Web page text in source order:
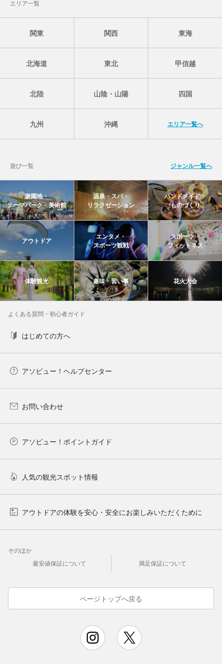
エリア一覧
関東 関西 東海
北海道 東北 甲信越
北陸 山陰・山陽 四国
九州 沖縄 エリア一覧へ
遊び一覧 ジャンル一覧へ
遊園地・
テーマパーク・美術館
温泉・スパ・
リラクゼーション
ハンドメイド・
ものづくり
アウトドア
エンタメ・
スポーツ観戦
スポーツ・
フィットネス
体験観光 趣味・習い事 花火大会
よくある質問・初心者ガイド
はじめての方へ
アソビュー！ヘルプセンター
お問い合わせ
アソビュー！ポイントガイド
人気の観光スポット情報
アウトドアの体験を安心・安全にお楽しみいただくために
そのほか
最安値保証について
満足保証について
ページトップへ戻る